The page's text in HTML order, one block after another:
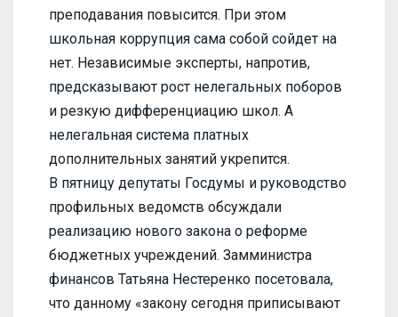
преподавания повысится. При этом
школьная коррупция сама собой сойдет на
нет. Независимые эксперты, напротив,
предсказывают рост нелегальных поборов
и резкую дифференциацию школ. А
нелегальная система платных
дополнительных занятий укрепится.
В пятницу депутаты Госдумы и руководство
профильных ведомств обсуждали
реализацию нового закона о реформе
бюджетных учреждений. Замминистра
финансов Татьяна Нестеренко посетовала,
что данному «закону сегодня приписывают